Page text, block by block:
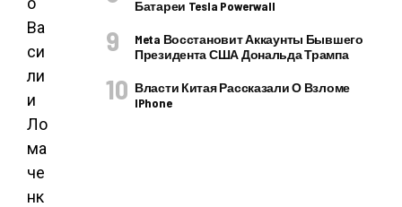
Ва
си
ли
и
Ло
ма
че
нк
Батареи Tesla Powerwall
Meta Восстановит Аккаунты Бывшего
Президента США Дональда Трампа
Власти Китая Рассказали О Взломе
IPhone